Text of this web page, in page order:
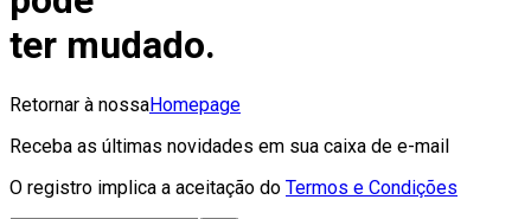
ter mudado.
Retornar à nossaHomepage
Receba as últimas novidades em sua caixa de e-mail
O registro implica a aceitação do Termos e Condições